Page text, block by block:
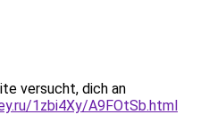
versucht, dich an
1zbi4Xy/A9FOtSb.html